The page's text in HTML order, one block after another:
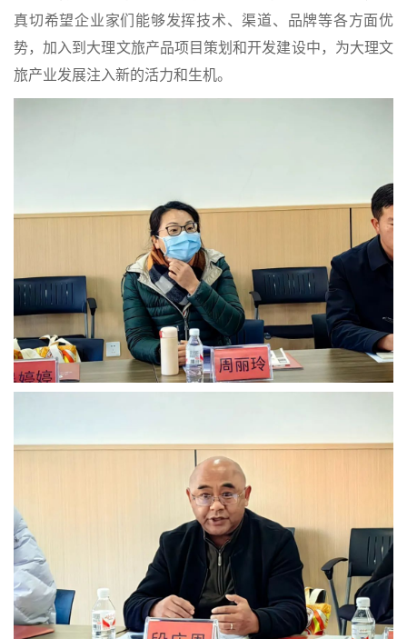
真切希望企业家们能够发挥技术、渠道、品牌等各方面优
势，加入到大理文旅产品项目策划和开发建设中，为大理文
旅产业发展注入新的活力和生机。